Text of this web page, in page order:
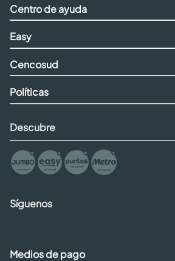
Centro de ayuda
Easy
Cencosud
Políticas
Descubre
Síguenos
Medios de pago